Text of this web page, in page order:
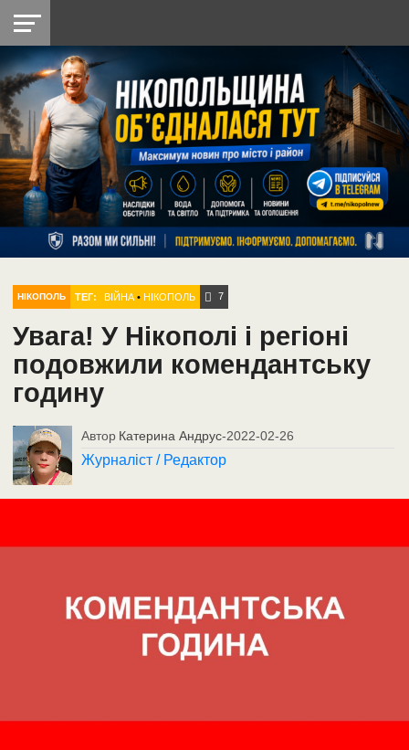
НІКОПОЛЬ
РАЙОН
СІЧЕСЛАВСЬКА
УКРАЇНА
РЕТРО
НІКОПОЛЬ
ЛАЙТ
УКРАЇНА
ДОПОМОГА
РАДІО
НІКОПОЛЬ ТЕГ: ВІЙНА •НІКОПОЛЬ 7
Увага! У Нікополі і регіоні
подовжили комендантську
годину
Автор Катерина Андрус-2022-02-26
Журналіст / Редактор